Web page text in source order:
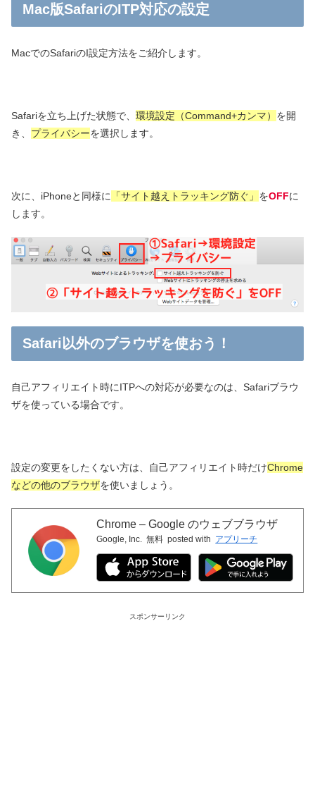
Mac版SafariのITP対応の設定
MacでのSafariのI設定方法をご紹介します。
Safariを立ち上げた状態で、 環境設定（Command+カンマ） を開
き、 プライバシーを選択します。
次に、iPhoneと同様に 「サイト越えトラッキング防ぐ」 をOFFに
します。
Safari以外のブラウザを使おう！
自己アフィリエイト時にITPへの対応が必要なのは、Safariブラウ
ザを使っている場合です。
設定の変更をしたくない方は、自己アフィリエイト時だけChrome
などの他のブラウザを使いましょう。
Chrome – Google のウェブブラウザ
Google, Inc. 無料 posted with アプリーチ
スポンサーリンク